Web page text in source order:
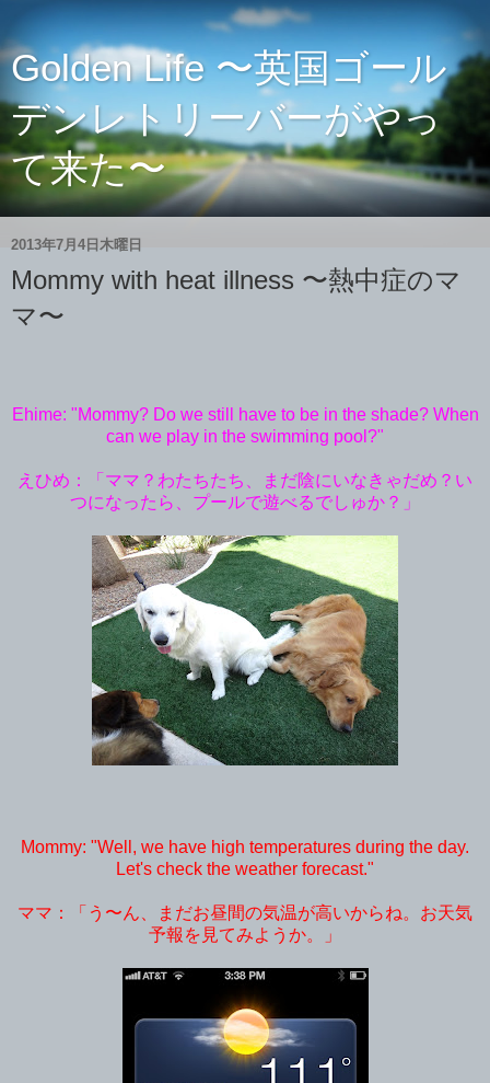
Golden Life 〜英国ゴール
デンレトリーバーがやっ
て来た〜
2013年7月4日木曜日
Mommy with heat illness 〜熱中症のマ
マ〜
Ehime: "Mommy? Do we still have to be in the shade? When
can we play in the swimming pool?"
えひめ：「ママ？わたちたち、まだ陰にいなきゃだめ？い
つになったら、プールで遊べるでしゅか？」
Mommy: "Well, we have high temperatures during the day.
Let's check the weather forecast."
ママ：「う〜ん、まだお昼間の気温が高いからね。お天気
予報を見てみようか。」